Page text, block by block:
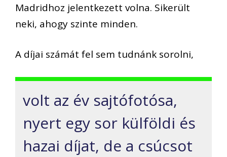
Madridhoz jelentkezett volna. Sikerült
neki, ahogy szinte minden.
A díjai számát fel sem tudnánk sorolni,
volt az év sajtófotósa,
nyert egy sor külföldi és
hazai díjat, de a csúcsot